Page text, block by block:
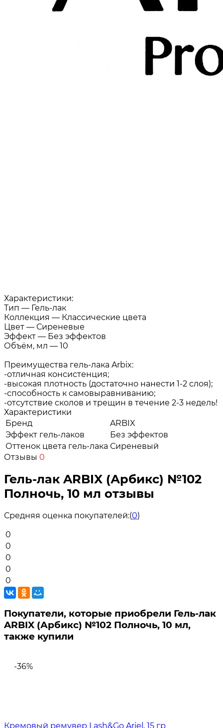
Характеристики:
Тип — Гель-лак
Коллекция — Классические цвета
Цвет — Сиреневые
Эффект — Без эффектов
Объём, мл — 10
Преимущества гель-лака Arbix:
-отличная консистенция;
-высокая плотность (достаточно нанести 1-2 слоя);
-способность к самовыравниванию;
-отсутствие сколов и трещин в течение 2-3 недель!
Характеристики
Бренд
ARBIX
Эффект гель-лаков
Без эффектов
Оттенок цвета гель-лака Сиреневый
Отзывы 0
Гель-лак ARBIX (Арбикс) №102
Полночь, 10 мл отзывы
Средняя оценка покупателей:(0)
0
0
0
0
0
Покупатели, которые приобрели Гель-лак
ARBIX (Арбикс) №102 Полночь, 10 мл,
также купили
-36%
Кремовый ремувер Lash&Go Ariel, 15 гр